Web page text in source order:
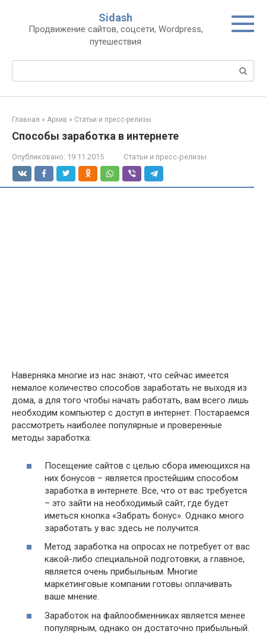
контенту
Sidash
Продвижение сайтов, соцсети, Wordpress,
путешествия
Главная » Архив » Статьи и пресс-релизы
Способы заработка в интернете
Опубликовано: 19.11.2015 Статьи и пресс-релизы
Наверняка многие из нас знают, что сейчас имеется
немалое количество способов заработать не выходя из
дома, а для того чтобы начать работать, вам всего лишь
необходим компьютер с доступ в интернет. Постараемся
рассмотреть наиболее популярные и проверенные
методы заработка:
Посещение сайтов с целью сбора имеющихся на
них бонусов – является простейшим способом
заработка в интернете. Все, что от вас требуется
– это зайти на необходимый сайт, где будет
иметься кнопка «Забрать бонус». Однако много
заработать у вас здесь не получится.
Метод заработка на опросах не потребует от вас
какой-либо специальной подготовки, а главное,
является очень прибыльным. Многие
маркетинговые компании готовы оплачивать
ваше мнение.
Заработок на файлообменниках является менее
популярным, однако он достаточно прибыльный.